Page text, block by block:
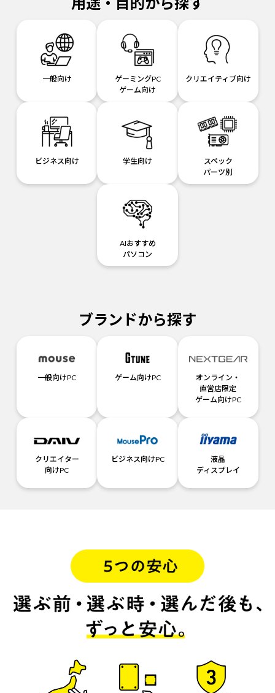
一般向け
ゲーミングPC
ゲーム向け
クリエイティブ向け
ビジネス向け 学生向け
スペック
パーツ別
AIおすすめ
パソコン
ブランドから探す
一般向けPC ゲーム向けPC
オンライン・
直営店限定
ゲーム向けPC
クリエイター
向けPC
ビジネス向けPC
液晶
ディスプレイ